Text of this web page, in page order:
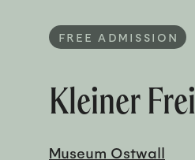
FREE ADMISSION
Kleiner
Museum Ostwall